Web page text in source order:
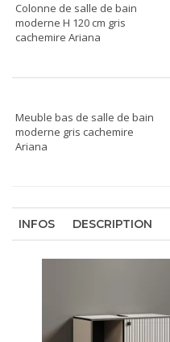
Colonne de salle de bain
moderne H 120 cm gris
cachemire Ariana
Meuble bas de salle de bain
moderne gris cachemire
Ariana
INFOS DESCRIPTION